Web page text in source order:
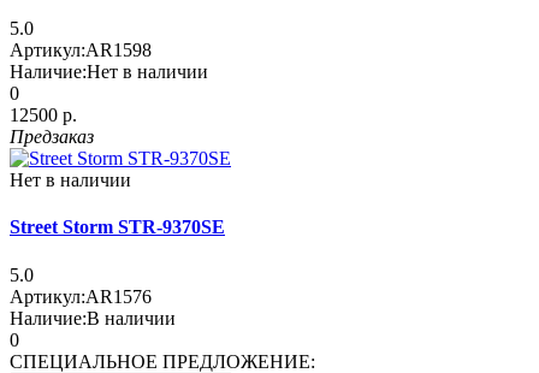
5.0
Артикул:AR1598
Наличие:Нет в наличии
0
12500 р.
Предзаказ
Нет в наличии
Street Storm STR-9370SE
5.0
Артикул:AR1576
Наличие:В наличии
0
СПЕЦИАЛЬНОЕ ПРЕДЛОЖЕНИЕ: